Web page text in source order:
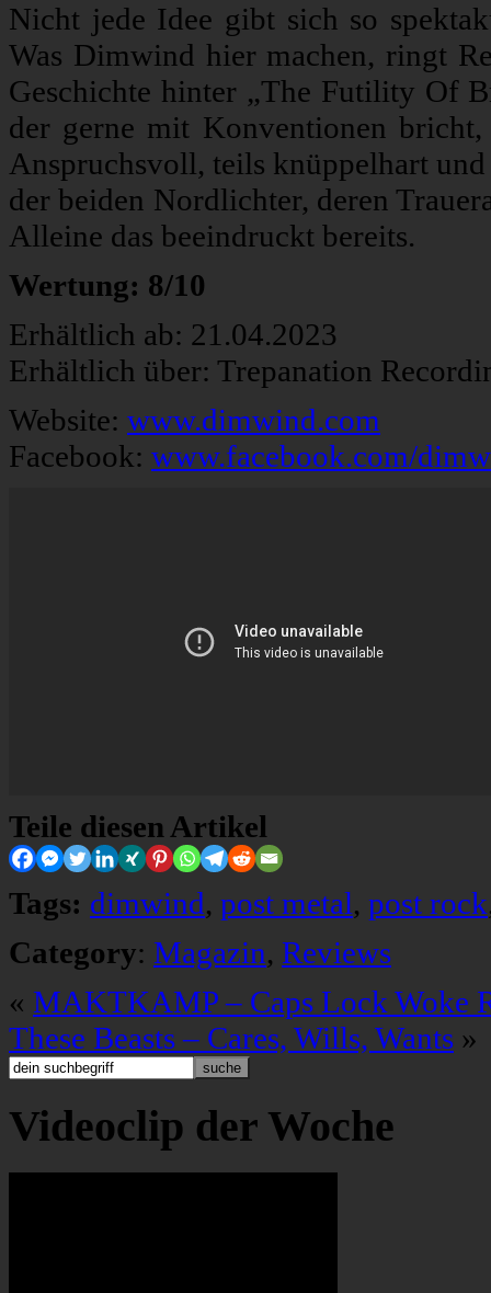
Nicht jede Idee gibt sich so
Was Dimwind hier machen, ringt
Geschichte hinter „The Futility Of
der gerne mit Konventionen
Anspruchsvoll, teils knüppelhart
der beiden Nordlichter, deren
Alleine das beeindruckt bereits.
Wertung: 8/10
Erhältlich ab: 21.04.2023
Erhältlich über: Trepanation
Website: www.dimwind.com
Facebook: www.facebook.com/
Teile diesen Artikel
Tags: dimwind, post metal, post rock
Category: Magazin, Reviews
« MAKTKAMP – Caps Lock Woke
These Beasts – Cares, Wills, Wants »
Videoclip der Woche